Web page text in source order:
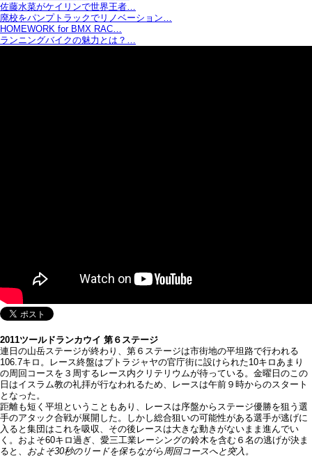
佐藤水菜がケイリンで世界王者…
廃校をパンプトラックでリノベーション…
HOMEWORK for BMX RAC…
ランニングバイクの魅力とは？…
2011ツールドランカウイ 第６ステージ
連日の山岳ステージが終わり、第６ステージは市街地の平坦路で行われる
106.7キロ。レース終盤はプトラジャヤの官庁街に設けられた10キロあまり
の周回コースを３周するレース内クリテリウムが待っている。金曜日のこの
日はイスラム教の礼拝が行なわれるため、レースは午前９時からのスタート
となった。
距離も短く平坦ということもあり、レースは序盤からステージ優勝を狙う選
手のアタック合戦が展開した。しかし総合狙いの可能性がある選手が逃げに
入ると集団はこれを吸収、その後レースは大きな動きがないまま進んでい
く。およそ60キロ過ぎ、愛三工業レーシングの鈴木を含む６名の逃げが決ま
ると、 およそ30秒のリードを保ちながら周回コースへと突入。